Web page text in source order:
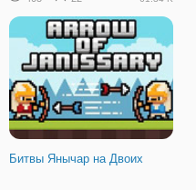
Безрукий Миллионер:
Обмануть Гильотину
Битвы Янычар на Двоих